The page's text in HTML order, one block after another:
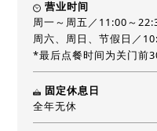
营业时间
周一～周五／11:00～
周六、周日、节假日／
*最后点餐时间为关门前
固定休息日
全年无休